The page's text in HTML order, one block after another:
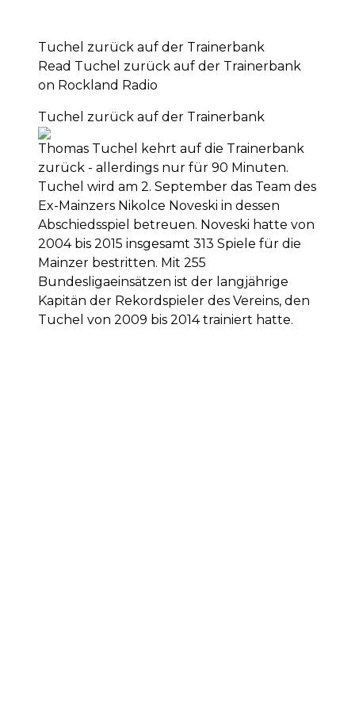
Tuchel zurück auf der Trainerbank
Read Tuchel zurück auf der Trainerbank
on Rockland Radio
Tuchel zurück auf der Trainerbank
Thomas Tuchel kehrt auf die Trainerbank
zurück - allerdings nur für 90 Minuten.
Tuchel wird am 2. September das Team des
Ex-Mainzers Nikolce Noveski in dessen
Abschiedsspiel betreuen. Noveski hatte von
2004 bis 2015 insgesamt 313 Spiele für die
Mainzer bestritten. Mit 255
Bundesligaeinsätzen ist der langjährige
Kapitän der Rekordspieler des Vereins, den
Tuchel von 2009 bis 2014 trainiert hatte.